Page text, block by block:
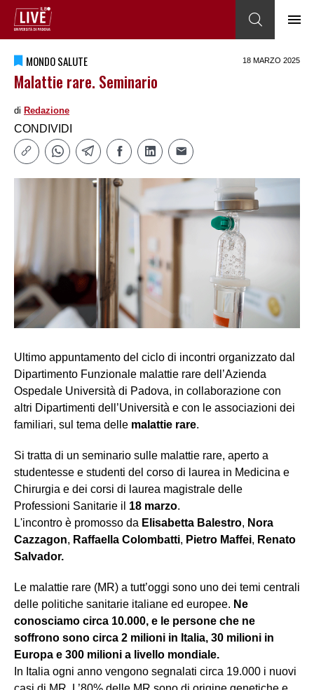
MONDO SALUTE 18 MARZO 2025
Malattie rare. Seminario
di Redazione
CONDIVIDI
Ultimo appuntamento del ciclo di incontri organizzato dal
Dipartimento Funzionale malattie rare dell’Azienda
Ospedale Università di Padova, in collaborazione con
altri Dipartimenti dell’Università e con le associazioni dei
familiari, sul tema delle malattie rare.
Si tratta di un seminario sulle malattie rare, aperto a
studentesse e studenti del corso di laurea in Medicina e
Chirurgia e dei corsi di laurea magistrale delle
Professioni Sanitarie il 18 marzo.
L'incontro è promosso da Elisabetta Balestro, Nora
Cazzagon, Raffaella Colombatti, Pietro Maffei, Renato
Salvador.
Le malattie rare (MR) a tutt’oggi sono uno dei temi centrali
delle politiche sanitarie italiane ed europee. Ne
conosciamo circa 10.000, e le persone che ne
soffrono sono circa 2 milioni in Italia, 30 milioni in
Europa e 300 milioni a livello mondiale.
In Italia ogni anno vengono segnalati circa 19.000 i nuovi